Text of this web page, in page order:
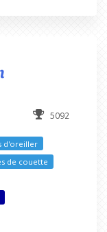
5092
d'oreiller
de couette